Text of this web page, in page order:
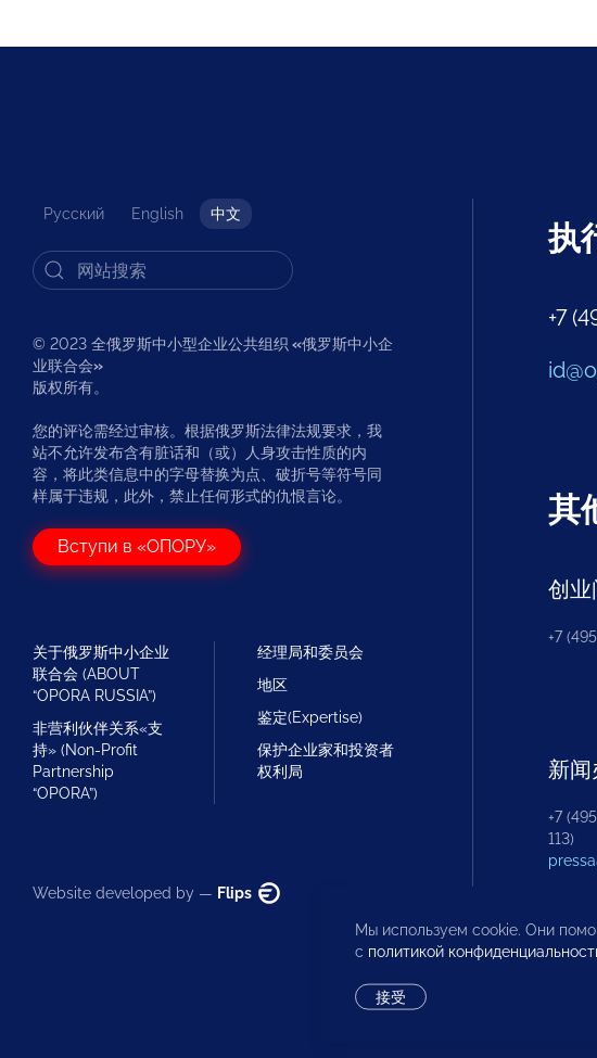
Русский English 中文
© 2023 全俄罗斯中小型企业公共组织 «俄罗斯中小企
业联合会»
版权所有。
您的评论需经过审核。根据俄罗斯法律法规要求，我
站不允许发布含有脏话和（或）人身攻击性质的内
容，将此类信息中的字母替换为点、破折号等符号同
样属于违规，此外，禁止任何形式的仇恨言论。
Вступи в «ОПОРУ»
关于俄罗斯中小企业
联合会 (ABOUT
“OPORA RUSSIA”)
非营利伙伴关系«支
持» (Non-Profit
Partnership
“OPORA”)
经理局和委员会
地区
鉴定(Expertise)
保护企业家和投资者
权利局
Website developed by — Flips
执
+7
其
创业
+7
新闻
+7
113)
Мы используем cookie. Они
с политикой
接受